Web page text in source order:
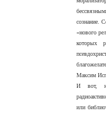
сознание.
«нового
которых
Максим
И вот,
или